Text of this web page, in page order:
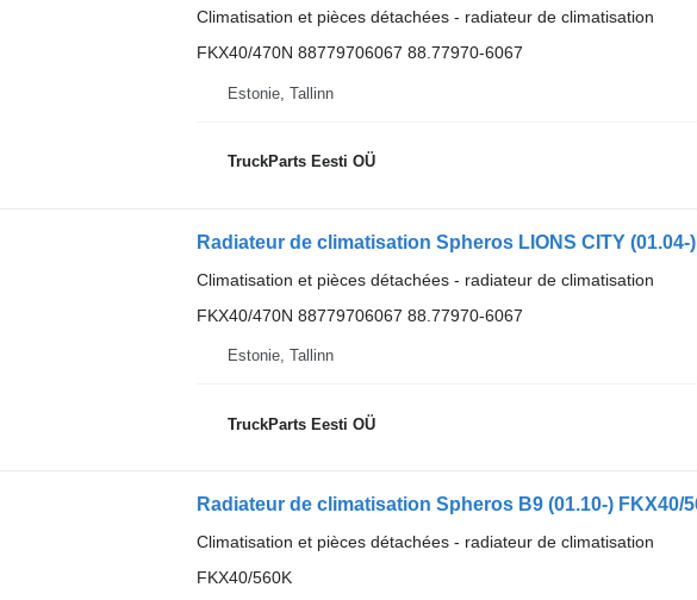
Climatisation et pièces détachées - radiateur de climatisation
FKX40/470N 88779706067 88.77970-6067
Estonie, Tallinn
TruckParts Eesti OÜ
Radiateur de climatisation Spheros LIONS CITY
Climatisation et pièces détachées - radiateur de climatisation
FKX40/470N 88779706067 88.77970-6067
Estonie, Tallinn
TruckParts Eesti OÜ
Climatisation et pièces détachées - radiateur de climatisation
FKX40/560K